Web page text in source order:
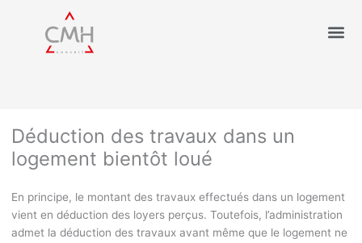
Déduction des travaux dans un
logement bientôt loué
En principe, le montant des travaux effectués dans un logement
vient en déduction des loyers perçus. Toutefois, l’administration
admet la déduction des travaux avant même que le logement ne